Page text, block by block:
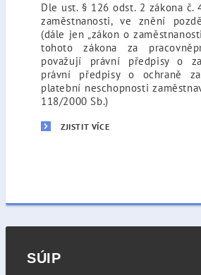
Dle ust. § 126 odst. 2 zákona č.
zaměstnanosti, ve znění
(dále jen „zákon o
tohoto zákona za
považují právní předpisy o
právní předpisy o ochraně
platební neschopnosti
118/2000 Sb.)
ZJISTIT VÍCE
SÚIP